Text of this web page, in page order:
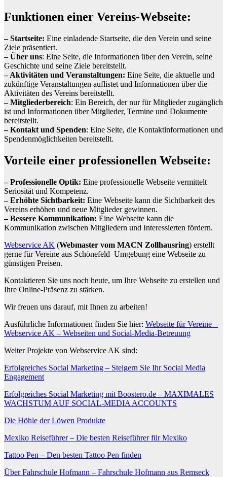
Funktionen einer Vereins-Webseite:
– Startseite: Eine einladende Startseite, die den Verein und seine
Ziele präsentiert.
– Über uns: Eine Seite, die Informationen über den Verein, seine
Geschichte und seine Ziele bereitstellt.
– Aktivitäten und Veranstaltungen: Eine Seite, die aktuelle und
zukünftige Veranstaltungen auflistet und Informationen über die
Aktivitäten des Vereins bereitstellt.
– Mitgliederbereich: Ein Bereich, der nur für Mitglieder zugänglich
ist und Informationen über Mitglieder, Termine und Dokumente
bereitstellt.
– Kontakt und Spenden: Eine Seite, die Kontaktinformationen und
Spendenmöglichkeiten bereitstellt.
Vorteile einer professionellen Webseite:
– Professionelle Optik: Eine professionelle Webseite vermittelt
Seriosität und Kompetenz.
– Erhöhte Sichtbarkeit: Eine Webseite kann die Sichtbarkeit des
Vereins erhöhen und neue Mitglieder gewinnen.
– Bessere Kommunikation: Eine Webseite kann die
Kommunikation zwischen Mitgliedern und Interessierten fördern.
Webservice AK (Webmaster vom MACN Zollhausring) erstellt
gerne für Vereine aus Schönefeld Umgebung eine Webseite zu
günstigen Preisen.
Kontaktieren Sie uns noch heute, um Ihre Webseite zu erstellen und
Ihre Online-Präsenz zu stärken.
Wir freuen uns darauf, mit Ihnen zu arbeiten!
Ausführliche Informationen finden Sie hier: Webseite für Vereine –
Webservice AK – Webseiten und Social-Media-Betreuung
Weiter Projekte von Webservice AK sind:
Erfolgreiches Social Marketing – Steigern Sie Ihr Social Media
Engagement
Erfolgreiches Social Marketing mit Boostero.de – MAXIMALES
WACHSTUM AUF SOCIAL-MEDIA ACCOUNTS
Die Höhle der Löwen Produkte
Mexiko Reiseführer – Die besten Reiseführer für Mexiko
Tattoo Pen – Den besten Tattoo Pen finden
Über Fahrschule Hofmann – Fahrschule Hofmann aus Remseck